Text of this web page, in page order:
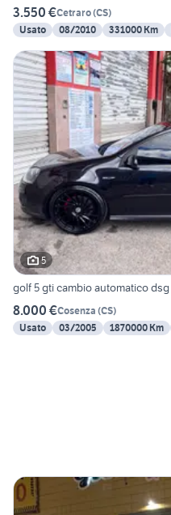
3.550 €Cetraro(CS)
Usato
08/2010 331000 Km
5
golf 5 gti cambio automatico dsg
8.000 €Cosenza (CS)
Usato
03/2005 1870000 Km